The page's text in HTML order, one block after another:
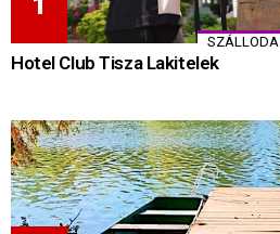
SZÁLLODA
Hotel Club Tisza Lakitelek